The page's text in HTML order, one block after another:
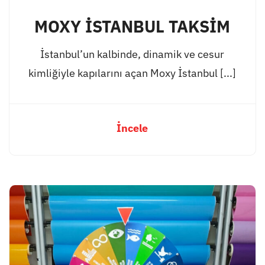
MOXY İSTANBUL TAKSİM
İstanbul’un kalbinde, dinamik ve cesur
kimliğiyle kapılarını açan Moxy İstanbul [...]
İncele